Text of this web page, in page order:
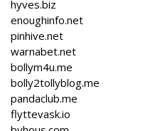
hyves.biz
enoughinfo.net
pinhive.net
warnabet.net
bollym4u.me
bolly2tollyblog.me
pandaclub.me
flyttevask.io